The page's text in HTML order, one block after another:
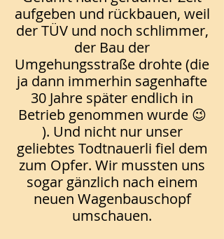
aufgeben und rückbauen, weil
der TÜV und noch schlimmer,
der Bau der
Umgehungsstraße drohte (die
ja dann immerhin sagenhafte
30 Jahre später endlich in
Betrieb genommen wurde 😉
). Und nicht nur unser
geliebtes Todtnauerli fiel dem
zum Opfer. Wir mussten uns
sogar gänzlich nach einem
neuen Wagenbauschopf
umschauen.